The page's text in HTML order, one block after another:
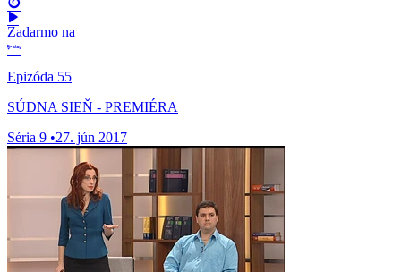
Zadarmo na
Epizóda 55
SÚDNA SIEŇ - PREMIÉRA
Séria 9 •27. jún 2017